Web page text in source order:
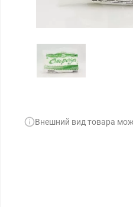
Внешний вид товара